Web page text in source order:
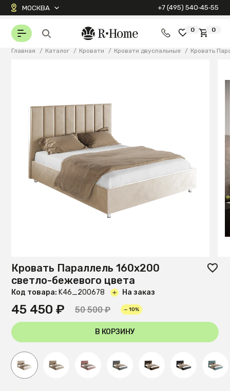
МОСКВА +7 (495) 540‑45‑55
0 0
Главная / Каталог / Кровати / Кровати двуспальные / Кровать
Кровать Параллель 160х200
светло-бежевого цвета
Код товара: K46_200678 На заказ
45 450 ₽ 50 500 ₽ — 10%
В КОРЗИНУ